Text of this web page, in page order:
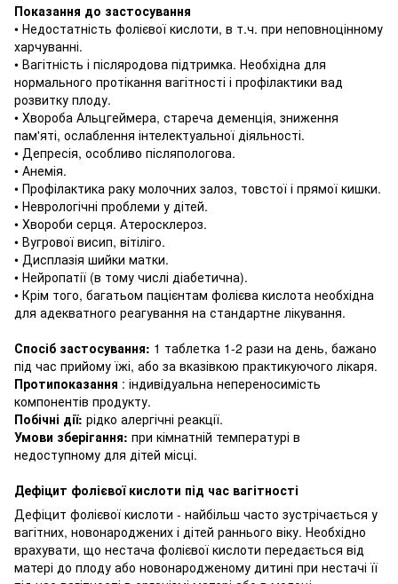
Показання до застосування
• Недостатність фолієвої кислоти, в т.ч. при неповноцінному
харчуванні.
• Вагітність і післяродова підтримка. Необхідна для
нормального протікання вагітності і профілактики вад
розвитку плоду.
• Хвороба Альцгеймера, стареча деменція, зниження
пам'яті, ослаблення інтелектуальної діяльності.
• Депресія, особливо післяпологова.
• Анемія.
• Профілактика раку молочних залоз, товстої і прямої кишки.
• Неврологічні проблеми у дітей.
• Хвороби серця. Атеросклероз.
• Вугрової висип, вітіліго.
• Дисплазія шийки матки.
• Нейропатії (в тому числі діабетична).
• Крім того, багатьом пацієнтам фолієва кислота необхідна
для адекватного реагування на стандартне лікування.
Спосіб застосування: 1 таблетка 1-2 рази на день, бажано
під час прийому їжі, або за вказівкою практикуючого лікаря.
Протипоказання : індивідуальна непереносимість
компонентів продукту.
Побічні дії: рідко алергічні реакції.
Умови зберігання: при кімнатній температурі в
недоступному для дітей місці.
Дефіцит фолієвої кислоти під час вагітності
Дефіцит фолієвої кислоти - найбільш часто зустрічається у
вагітних, новонароджених і дітей раннього віку. Необхідно
врахувати, що нестача фолієвої кислоти передається від
матері до плоду або новонародженому дитині при нестачі її